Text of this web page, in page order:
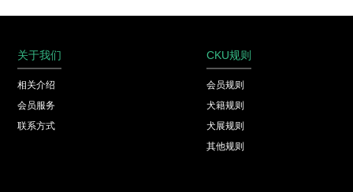
关于我们
相关介绍
会员服务
联系方式
CKU规则
会员规则
犬籍规则
犬展规则
其他规则